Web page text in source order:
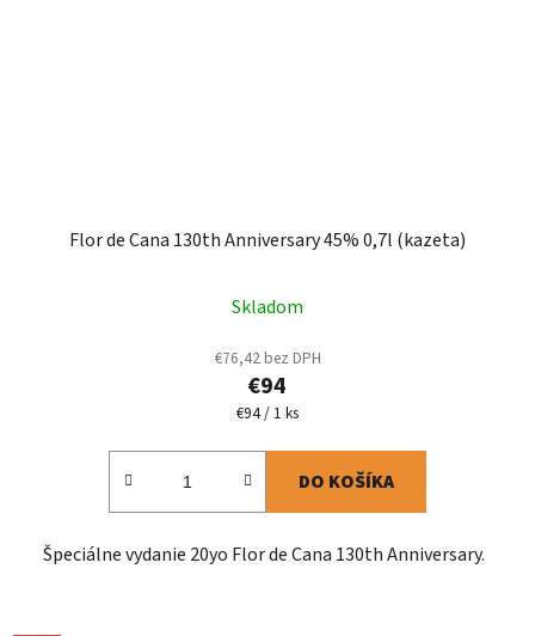
Flor de Cana 130th Anniversary 45% 0,7l (kazeta)
Skladom
€76,42 bez DPH
€94
Jednotková
€94 / 1 ks
DO KOŠÍKA
Špeciálne vydanie 20yo Flor de Cana 130th Anniversary.